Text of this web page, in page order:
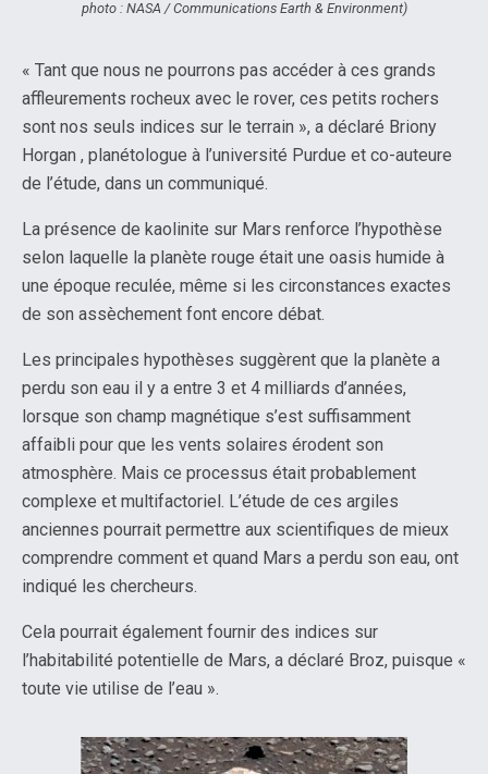
photo : NASA / Communications Earth & Environment)
« Tant que nous ne pourrons pas accéder à ces grands
affleurements rocheux avec le rover, ces petits rochers
sont nos seuls indices sur le terrain », a déclaré Briony
Horgan , planétologue à l’université Purdue et co-auteure
de l’étude, dans un communiqué.
La présence de kaolinite sur Mars renforce l’hypothèse
selon laquelle la planète rouge était une oasis humide à
une époque reculée, même si les circonstances exactes
de son assèchement font encore débat.
Les principales hypothèses suggèrent que la planète a
perdu son eau il y a entre 3 et 4 milliards d’années,
lorsque son champ magnétique s’est suffisamment
affaibli pour que les vents solaires érodent son
atmosphère. Mais ce processus était probablement
complexe et multifactoriel. L’étude de ces argiles
anciennes pourrait permettre aux scientifiques de mieux
comprendre comment et quand Mars a perdu son eau, ont
indiqué les chercheurs.
Cela pourrait également fournir des indices sur
l’habitabilité potentielle de Mars, a déclaré Broz, puisque «
toute vie utilise de l’eau ».